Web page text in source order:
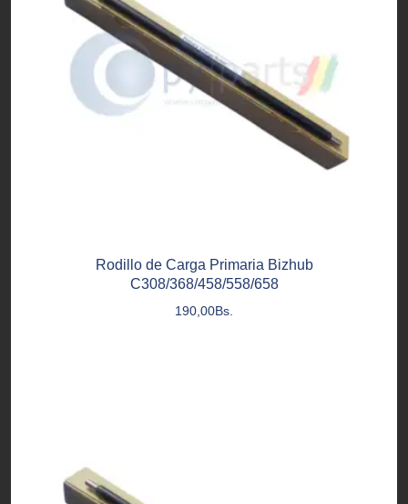
Rodillo de Carga Primaria Bizhub
C308/368/458/558/658
190,00Bs.